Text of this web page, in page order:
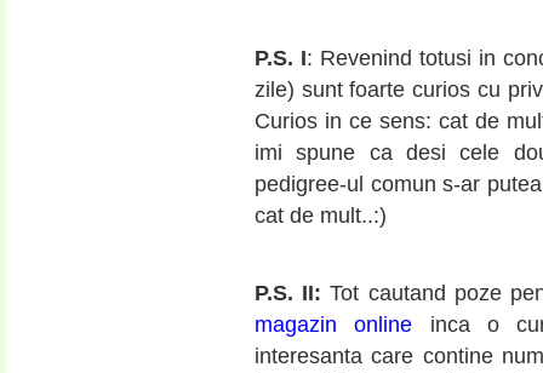
P.S. I: Revenind totusi in
zile) sunt foarte curios cu
Curios in ce sens: cat de
imi spune ca desi cele
pedigree-ul comun s-ar
cat de mult..:)
P.S. II: Tot cautand poze
magazin online inca o
interesanta care contine